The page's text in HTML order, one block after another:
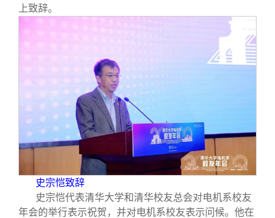
上致辞。
史宗恺致辞
史宗恺代表清华大学和清华校友总会对电机系校友
年会的举行表示祝贺，并对电机系校友表示问候。他在